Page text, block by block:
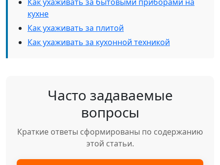
кухне
Как ухаживать за плитой
Как ухаживать за кухонной техникой
Часто задаваемые
вопросы
Краткие ответы сформированы по содержанию
этой статьи.